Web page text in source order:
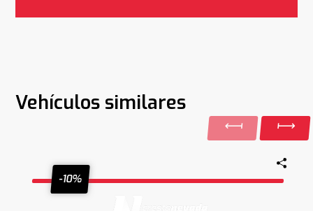
Vehículos similares
-10%